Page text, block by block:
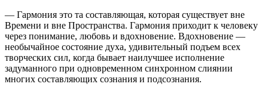
— Гармония это та составляющая, которая существует вне
Времени и вне Пространства. Гармония приходит к человеку
через понимание, любовь и вдохновение. Вдохновение —
необычайное состояние духа, удивительный подъем всех
творческих сил, когда бывает наилучшее исполнение
задуманного при одновременном синхронном слиянии
многих составляющих сознания и подсознания.